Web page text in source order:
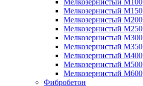
Мелкозернистый М100
Мелкозернистый М150
Мелкозернистый М200
Мелкозернистый М250
Мелкозернистый М300
Мелкозернистый М350
Мелкозернистый М400
Мелкозернистый М500
Мелкозернистый М600
Фибробетон